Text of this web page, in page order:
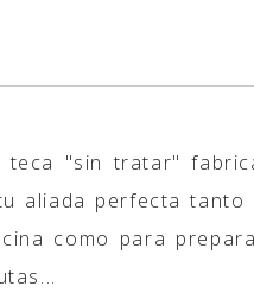
"sin tratar"
aliada perfecta tanto
como para